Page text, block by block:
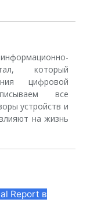
который
цифровой
все
устройств и
на жизнь
Report в